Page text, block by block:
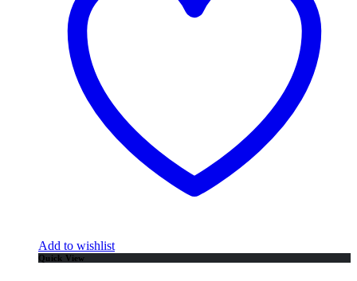
Add to wishlist
Quick View